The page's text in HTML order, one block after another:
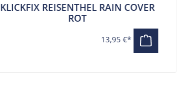
KLICKFIX REISENTHEL RAIN COVER
ROT
13,95 €*